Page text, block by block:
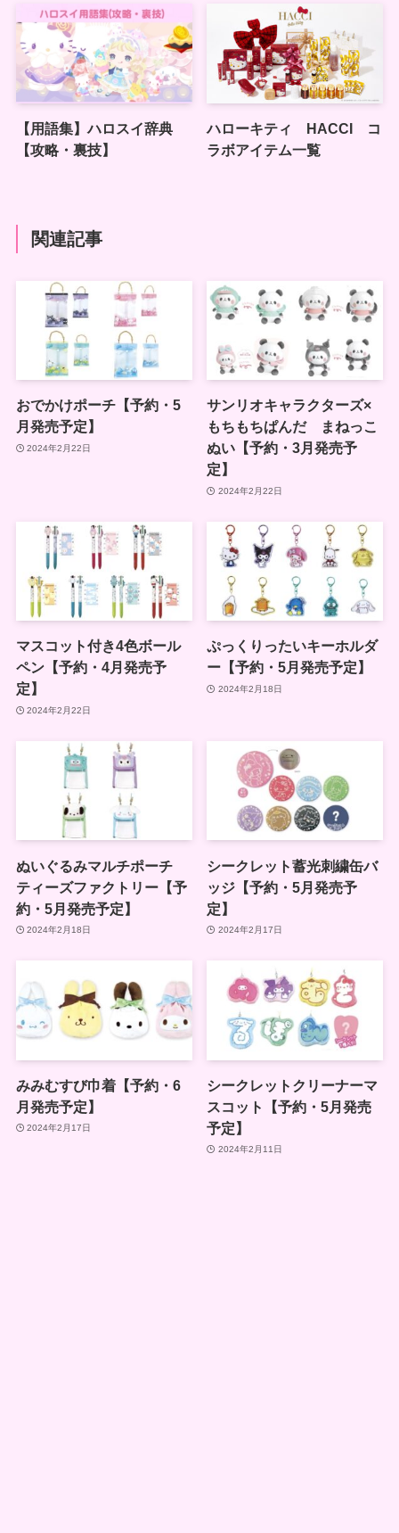
【用語集】ハロスイ辞典
【攻略・裏技】
ハローキティ HACCI コ
ラボアイテム一覧
関連記事
おでかけポーチ【予約・5
月発売予定】
2024年2月22日
サンリオキャラクターズ×
もちもちぱんだ まねっこ
ぬい【予約・3月発売予
定】
2024年2月22日
マスコット付き4色ボール
ペン【予約・4月発売予
定】
2024年2月22日
ぷっくりったいキーホルダ
ー【予約・5月発売予定】
2024年2月18日
ぬいぐるみマルチポーチ
ティーズファクトリー【予
約・5月発売予定】
2024年2月18日
シークレット蓄光刺繍缶バ
ッジ【予約・5月発売予
定】
2024年2月17日
みみむすび巾着【予約・6
月発売予定】
2024年2月17日
シークレットクリーナーマ
スコット【予約・5月発売
予定】
2024年2月11日